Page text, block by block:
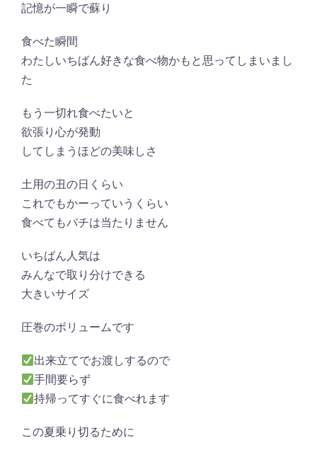
記憶が一瞬で蘇り
食べた瞬間
わたしいちばん好きな食べ物かもと思ってしまいまし
た
もう一切れ食べたいと
欲張り心が発動
してしまうほどの美味しさ
土用の丑の日くらい
これでもかーっていうくらい
食べてもバチは当たりません
いちばん人気は
みんなで取り分けできる
大きいサイズ
圧巻のボリュームです
出来立てでお渡しするので
手間要らず
持帰ってすぐに食べれます
この夏乗り切るために